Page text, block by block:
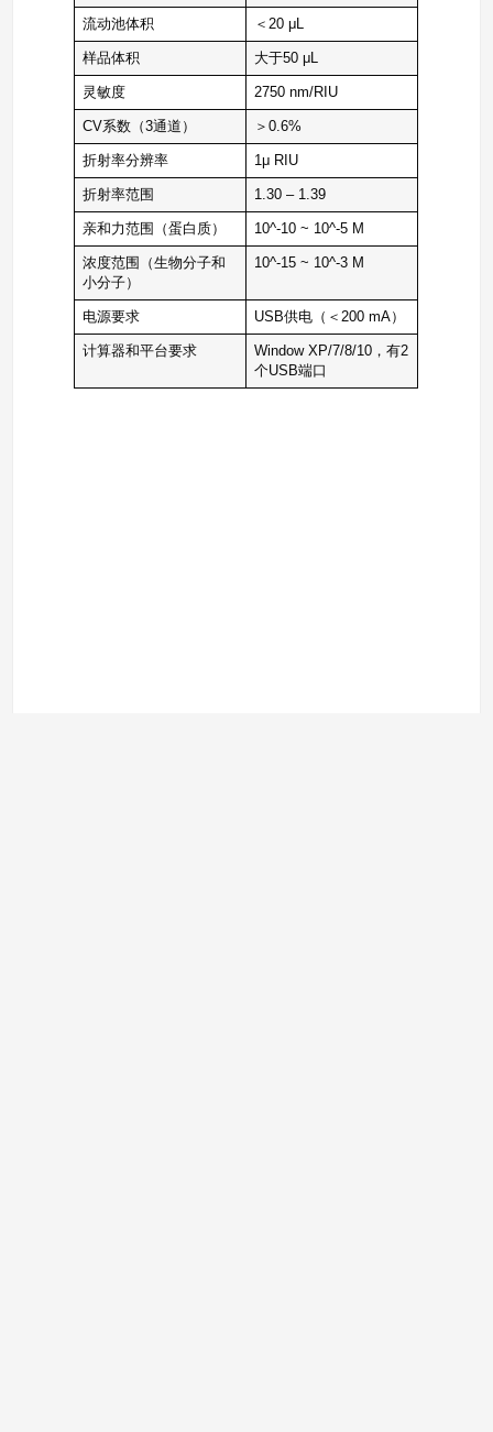
流动池体积 ＜20 μL
样品体积 大于50 μL
灵敏度 2750 nm/RIU
CV系数（3通道） ＞0.6%
折射率分辨率 1μ RIU
折射率范围 1.30 – 1.39
亲和力范围（蛋白质） 10^-10 ~ 10^-5 M
浓度范围（生物分子和
小分子）
10^-15 ~ 10^-3 M
电源要求 USB供电（＜200 mA）
计算器和平台要求
Window XP/7/8/10，有2
个USB端口